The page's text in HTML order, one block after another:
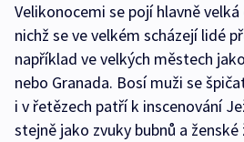
Velikonocemi se pojí hlavně
nichž se ve velkém scházejí lidé
například ve velkých městech
nebo Granada. Bosí muži se
i v řetězech patří k inscenování
stejně jako zvuky bubnů a ženské